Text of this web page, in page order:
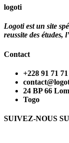
logoti
Logoti est un site
reussite des études,
Contact
+228 91 71
24 BP 66
Togo
SUIVEZ-NOUS